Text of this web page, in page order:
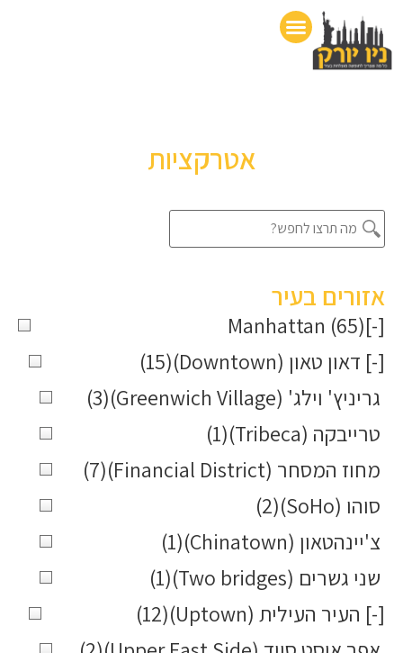
אטרקציות
אזורים בעיר
Manhattan (65)[-]
דאון טאון (Downtown)
(15)
[-]
גריניץ' וילג' (Greenwich Village)
(3)
טרייבקה (Tribeca)
(1)
מחוז המסחר (Financial District)
(7)
סוהו (SoHo)
(2)
צ'יינהטאון (Chinatown)
(1)
שני גשרים (Two bridges)
(1)
העיר העילית (Uptown)
(12)
[-]